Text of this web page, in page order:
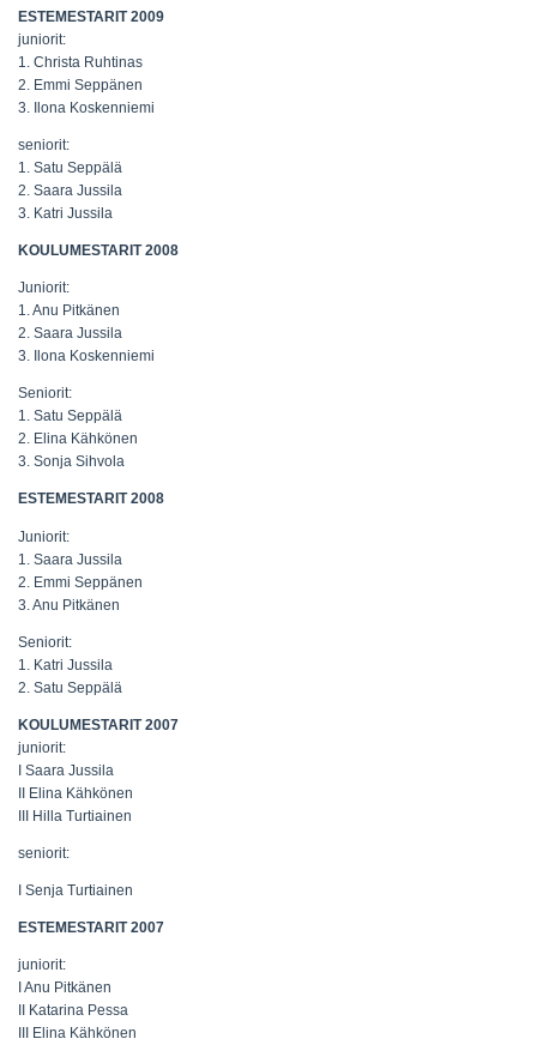
ESTEMESTARIT 2009
juniorit:
1. Christa Ruhtinas
2. Emmi Seppänen
3. Ilona Koskenniemi
seniorit:
1. Satu Seppälä
2. Saara Jussila
3. Katri Jussila
KOULUMESTARIT 2008
Juniorit:
1. Anu Pitkänen
2. Saara Jussila
3. Ilona Koskenniemi
Seniorit:
1. Satu Seppälä
2. Elina Kähkönen
3. Sonja Sihvola
ESTEMESTARIT 2008
Juniorit:
1. Saara Jussila
2. Emmi Seppänen
3. Anu Pitkänen
Seniorit:
1. Katri Jussila
2. Satu Seppälä
KOULUMESTARIT 2007
juniorit:
I Saara Jussila
II Elina Kähkönen
III Hilla Turtiainen
seniorit:
I Senja Turtiainen
ESTEMESTARIT 2007
juniorit:
I Anu Pitkänen
II Katarina Pessa
III Elina Kähkönen